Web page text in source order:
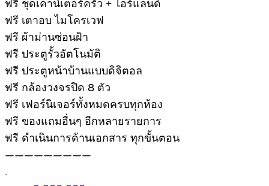
ฟรี ชุดเคาน์เตอร์ครัว + ไอร์แลนด์
ฟรี เตาอบ ไมโครเวฟ
ฟรี ผ้าม่านซ่อนฝ้า
ฟรี ประตูรั้วอัตโนมัติ
ฟรี ประตูหน้าบ้านแบบดิจิตอล
ฟรี กล้องวงจรปิด 8 ตัว
ฟรี เฟอร์นิเจอร์ทั้งหมดครบทุกห้อง
ฟรี ของแถมอื่นๆ อีกหลายรายการ
ฟรี ดำเนินการด้านเอกสาร ทุกขั้นตอน
—————————
.